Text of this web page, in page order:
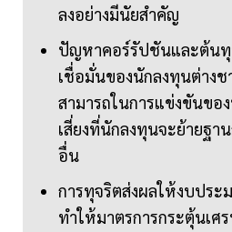
ลงอย่างมีนัยสำคัญ
ปัญหาคอร์รัปชันและต้น
เชื่อมั่นของนักลงทุนต่าง
สามารถในการแข่งขันขอ
เสี่ยงที่นักลงทุนจะย้ายฐา
อื่น
การทุจริตส่งผลให้งบประ
ทำให้มาตรการกระตุ้นเศ